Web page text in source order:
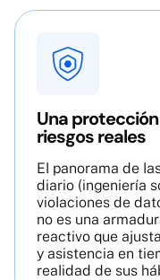
Una
riesgos reales
El panorama de
diario (ingeniería
violaciones de
no es una
reactivo que
y asistencia en
realidad de sus